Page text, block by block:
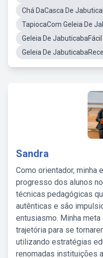
Chá DaCasca De
TapiocaCom Geleia De
Geleia De JabuticabaFácil
Geleia De
Sandra
Como orientador, minha
progresso dos alunos
técnicas pedagógicas
autênticas e são
entusiasmo. Minha
trajetória para se
utilizando estratégias
renomadas instituições